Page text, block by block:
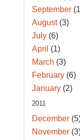
September
August(3)
July(6)
April (1)
March (3)
February(6)
January(2)
2011
December
November